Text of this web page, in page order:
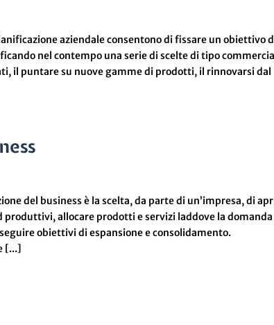
aziendale consentono di fissare un obiettivo
nel contempo una serie di scelte di tipo
il puntare su nuove gamme di prodotti, il rinnovarsi dal
del business è la scelta, da parte di un’impresa, di
allocare prodotti e servizi laddove la domanda
obiettivi di espansione e consolidamento.
[...]